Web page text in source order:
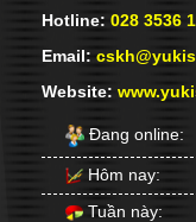
Hotline: 028 3536
Email:
Website:
Đang online:
Hôm nay:
Tuần này: